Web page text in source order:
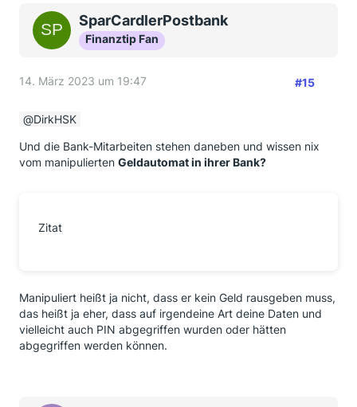
SparCardlerPostbank
Finanztip Fan
14. März 2023 um 19:47 #15
DirkHSK
Und die Bank-Mitarbeiten stehen daneben und wissen nix
vom manipulierten Geldautomat in ihrer Bank?
Zitat
Manipuliert heißt ja nicht, dass er kein Geld rausgeben muss,
das heißt ja eher, dass auf irgendeine Art deine Daten und
vielleicht auch PIN abgegriffen wurden oder hätten
abgegriffen werden können.